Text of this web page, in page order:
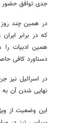
جدی توافق حضور
در همین چند
که در برابر
همین ادبیات را
دستاورد کافی
در اسرائیل نیز
نهایی شدن آن به
این وضعیت از